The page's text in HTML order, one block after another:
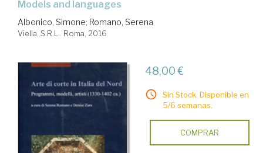
models and languages
Albonico, Simone; Romano, Serena
Viella, S.R.L.. Roma, 2016
48,00 €
Sin Stock. Disponible en
5/6 semanas.
COMPRAR